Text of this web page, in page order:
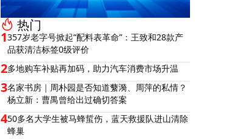
热门
1357岁老字号掀起“配料表革命”：王致和28款产
品获清洁标签0级评价
2多地购车补贴再加码，助力汽车消费市场升温
3名家书房｜周朴园是否知道蘩漪、周萍的私情？
杨立新：曹禺曾给出过确切答案
450多名大学生被马蜂蜇伤，蓝天救援队进山清除
蜂巢